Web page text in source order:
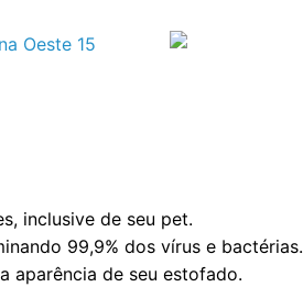
inclusive de seu pet.
99,9% dos vírus e bactérias.
aparência de seu estofado.